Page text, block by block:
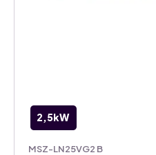
2,5kW
MSZ-LN25VG2 B